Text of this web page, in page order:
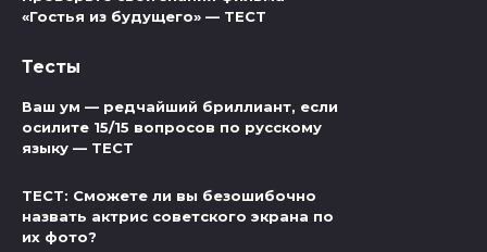
«Гостья из будущего» — ТЕСТ
Тесты
Ваш ум — редчайший бриллиант, если
осилите 15/15 вопросов по русскому
языку — ТЕСТ
ТЕСТ: Сможете ли вы безошибочно
назвать актрис советского экрана по
их фото?